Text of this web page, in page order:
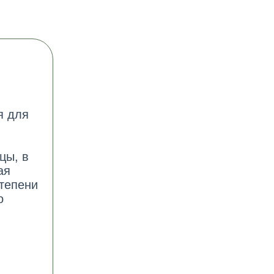
для
в